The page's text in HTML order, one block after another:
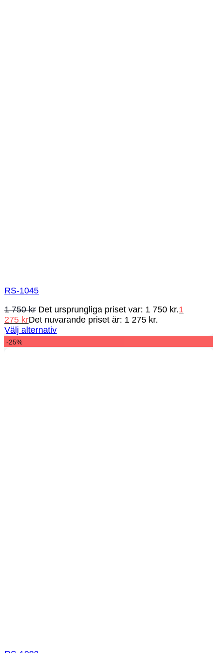
RS-1045
1 750kr Det ursprungliga priset var: 1 750 kr.1
275 krDet nuvarande priset är: 1 275 kr.
Välj alternativ
-25%